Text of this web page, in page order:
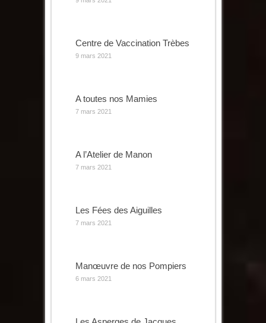
Centre de Vaccination Trèbes
9 mars 2021
A toutes nos Mamies
7 mars 2021
A l’Atelier de Manon
7 mars 2021
Les Fées des Aiguilles
7 mars 2021
Manœuvre de nos Pompiers
6 mars 2021